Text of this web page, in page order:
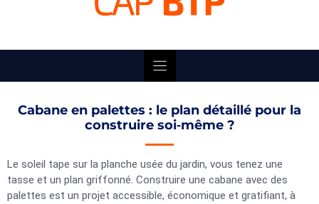
Cabane en palettes : le plan détaillé pour la
construire soi‑même ?
Le soleil tape sur la planche usée du jardin, vous tenez une
tasse et un plan griffonné. Construire une cabane avec des
palettes est un projet accessible, économique et gratifiant, à